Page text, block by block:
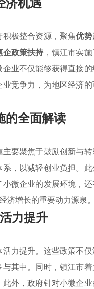
极整合资源，聚焦优
企政策扶持 ，镇江市实
业不仅能够获得直接
竞争力，为地区经济
的全面解读
主要聚焦于鼓励创新与
，以减轻创业负担。此
微企业的发展环境，还
增长的重要动力源泉。
力提升
力提升。这些政策不仅
其中。同时，镇江市
外，政府针对小微企